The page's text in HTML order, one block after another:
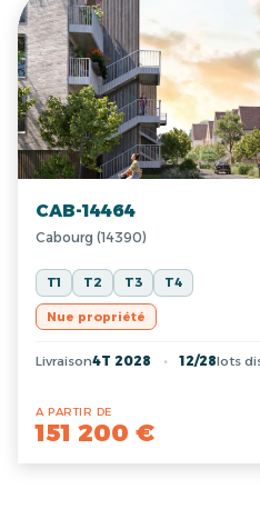
CAB-14464
Cabourg (14390)
T1 T2 T3 T4
Nue propriété
Livraison4T 2028 12/28lots
A PARTIR DE
151 200 €